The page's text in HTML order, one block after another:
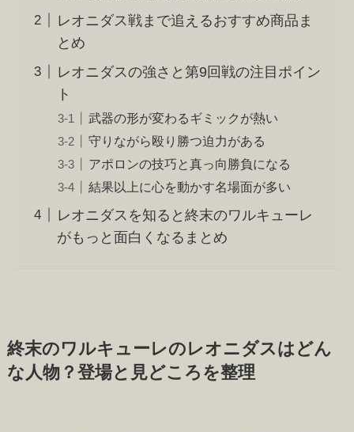
レオニダス戦まで追えるおすすめ商品ま
とめ
レオニダスの強さと第9回戦の注目ポイン
ト
武器の形が変わるギミックが熱い
守りながら殴り勝つ迫力がある
アポロンの技巧と真っ向勝負になる
結果以上に心を動かす名場面が多い
レオニダスを知ると終末のワルキューレ
がもっと面白くなるまとめ
終末のワルキューレのレオニダスはどん
な人物？登場と見どころを整理